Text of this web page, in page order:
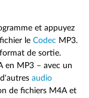
et appuyez
le Codec MP3.
de sortie.
en MP3 – avec un
audio
de fichiers M4A et